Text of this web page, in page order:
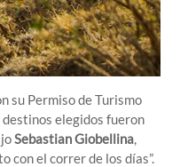
su Permiso de Turismo
elegidos fueron
Sebastian Giobellina,
con el correr de los días”.